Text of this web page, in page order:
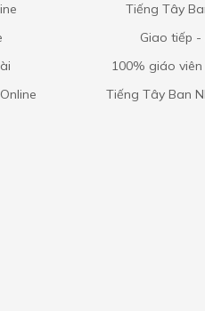
Tiếng Tây
Giao tiếp -
100% giáo
Tiếng Tây Ban